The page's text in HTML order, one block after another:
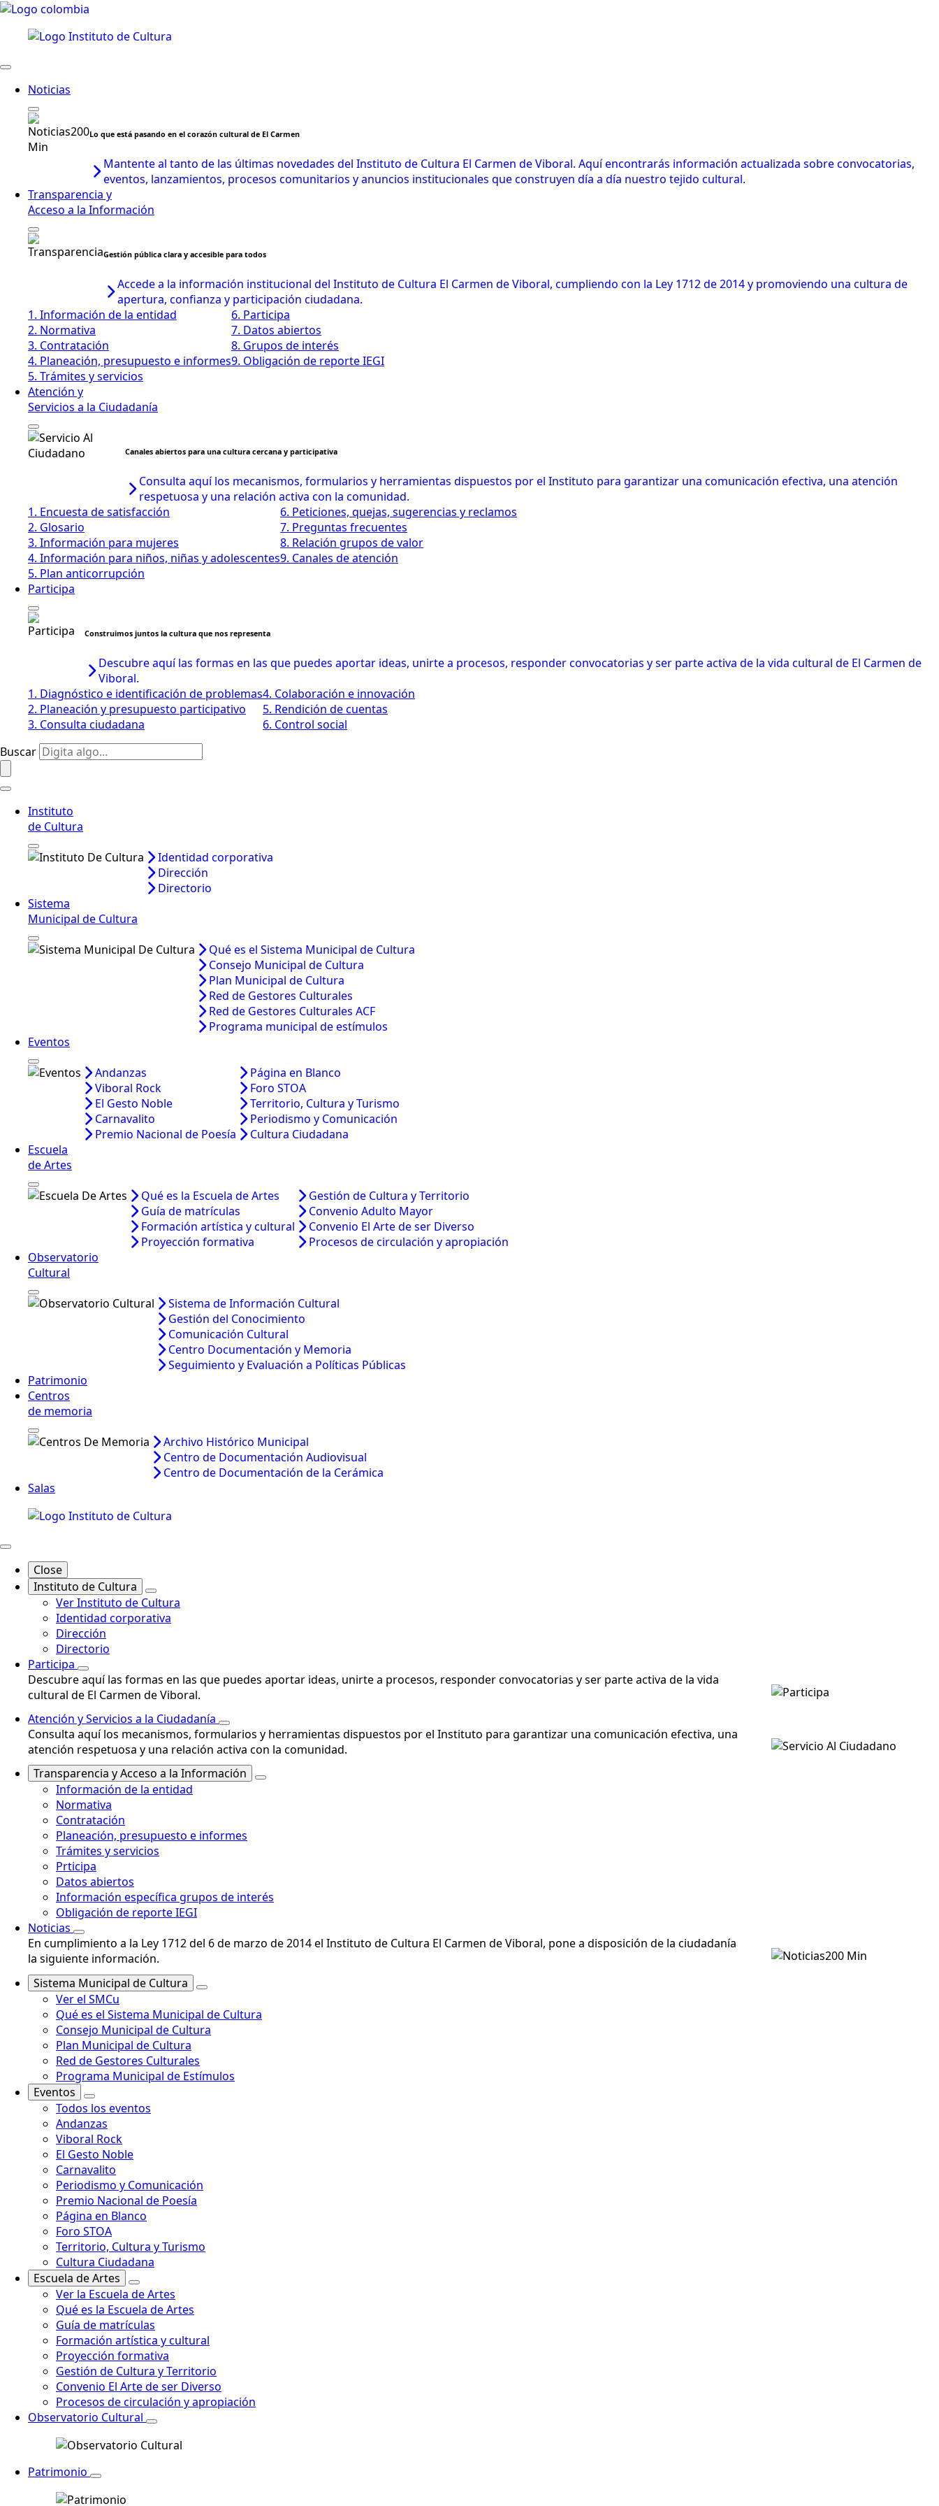
Noticias
Lo que está pasando en el corazón cultural de El Carmen
Mantente al tanto de las últimas novedades del Instituto de Cultura El Carmen de Viboral. Aquí encontrarás información actualizada sobre convocatorias,
eventos, lanzamientos, procesos comunitarios y anuncios institucionales que construyen día a día nuestro tejido cultural.
Transparencia y
Acceso a la Información
Gestión pública clara y accesible para todos
Accede a la información institucional del Instituto de Cultura El Carmen de Viboral, cumpliendo con la Ley 1712 de 2014 y promoviendo una cultura de
apertura, confianza y participación ciudadana.
1. Información de la entidad
2. Normativa
3. Contratación
4. Planeación, presupuesto e informes
5. Trámites y servicios
6. Participa
7. Datos abiertos
8. Grupos de interés
9. Obligación de reporte IEGI
Atención y
Servicios a la Ciudadanía
Canales abiertos para una cultura cercana y participativa
Consulta aquí los mecanismos, formularios y herramientas dispuestos por el Instituto para garantizar una comunicación efectiva, una atención
respetuosa y una relación activa con la comunidad.
1. Encuesta de satisfacción
2. Glosario
3. Información para mujeres
4. Información para niños, niñas y adolescentes
5. Plan anticorrupción
6. Peticiones, quejas, sugerencias y reclamos
7. Preguntas frecuentes
8. Relación grupos de valor
9. Canales de atención
Participa
Construimos juntos la cultura que nos representa
Descubre aquí las formas en las que puedes aportar ideas, unirte a procesos, responder convocatorias y ser parte activa de la vida cultural de El Carmen de
Viboral.
1. Diagnóstico e identificación de problemas
2. Planeación y presupuesto participativo
3. Consulta ciudadana
4. Colaboración e innovación
5. Rendición de cuentas
6. Control social
Buscar
Instituto
de Cultura
Identidad corporativa
Dirección
Directorio
Sistema
Municipal de Cultura
Qué es el Sistema Municipal de Cultura
Consejo Municipal de Cultura
Plan Municipal de Cultura
Red de Gestores Culturales
Red de Gestores Culturales ACF
Programa municipal de estímulos
Eventos
Andanzas
Viboral Rock
El Gesto Noble
Carnavalito
Premio Nacional de Poesía
Página en Blanco
Foro STOA
Territorio, Cultura y Turismo
Periodismo y Comunicación
Cultura Ciudadana
Escuela
de Artes
Qué es la Escuela de Artes
Guía de matrículas
Formación artística y cultural
Proyección formativa
Gestión de Cultura y Territorio
Convenio Adulto Mayor
Convenio El Arte de ser Diverso
Procesos de circulación y apropiación
Observatorio
Cultural
Sistema de Información Cultural
Gestión del Conocimiento
Comunicación Cultural
Centro Documentación y Memoria
Seguimiento y Evaluación a Políticas Públicas
Patrimonio
Centros
de memoria
Archivo Histórico Municipal
Centro de Documentación Audiovisual
Centro de Documentación de la Cerámica
Salas
Close
Instituto de Cultura
Ver Instituto de Cultura
Identidad corporativa
Dirección
Directorio
Participa
Descubre aquí las formas en las que puedes aportar ideas, unirte a procesos, responder convocatorias y ser parte activa de la vida
cultural de El Carmen de Viboral.
Atención y Servicios a la Ciudadanía
Consulta aquí los mecanismos, formularios y herramientas dispuestos por el Instituto para garantizar una comunicación efectiva, una
atención respetuosa y una relación activa con la comunidad.
Transparencia y Acceso a la Información
Información de la entidad
Normativa
Contratación
Planeación, presupuesto e informes
Trámites y servicios
Prticipa
Datos abiertos
Información específica grupos de interés
Obligación de reporte IEGI
Noticias
En cumplimiento a la Ley 1712 del 6 de marzo de 2014 el Instituto de Cultura El Carmen de Viboral, pone a disposición de la ciudadanía
la siguiente información.
Sistema Municipal de Cultura
Ver el SMCu
Qué es el Sistema Municipal de Cultura
Consejo Municipal de Cultura
Plan Municipal de Cultura
Red de Gestores Culturales
Programa Municipal de Estímulos
Eventos
Todos los eventos
Andanzas
Viboral Rock
El Gesto Noble
Carnavalito
Periodismo y Comunicación
Premio Nacional de Poesía
Página en Blanco
Foro STOA
Territorio, Cultura y Turismo
Cultura Ciudadana
Escuela de Artes
Ver la Escuela de Artes
Qué es la Escuela de Artes
Guía de matrículas
Formación artística y cultural
Proyección formativa
Gestión de Cultura y Territorio
Convenio El Arte de ser Diverso
Procesos de circulación y apropiación
Observatorio Cultural
Patrimonio